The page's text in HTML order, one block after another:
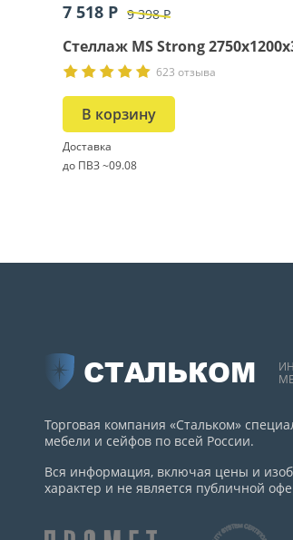
7 518 Р 9 398 Р
Стеллаж MS Strong
623 отзыва
В корзину
Доставка
до ПВЗ ~09.08
СТАЛЬКОМ
Торговая компания «Стальком»
мебели и сейфов по всей России.
Вся информация, включая цены и
характер и не является публичной